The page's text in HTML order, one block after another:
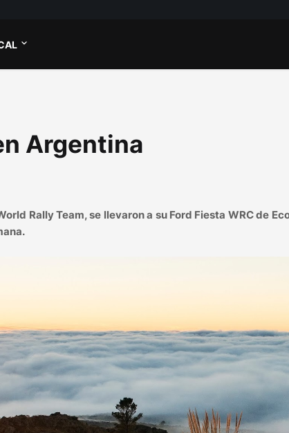
Argentina
Rally Team, se llevaron a su Ford Fiesta WRC de